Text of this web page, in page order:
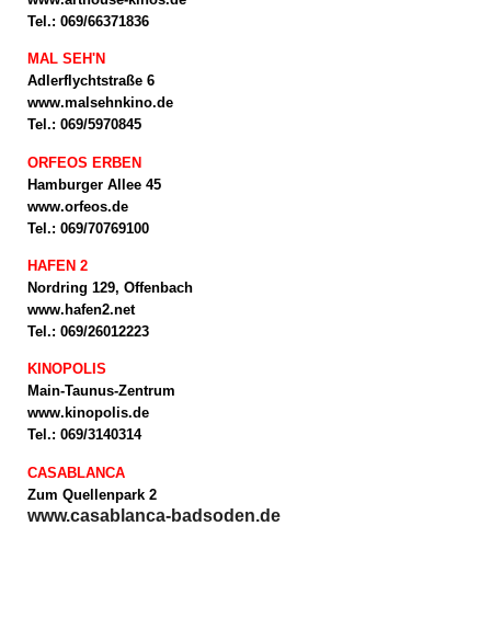
Tel.: 069/66371836
MAL SEH'N
Adlerflychtstraße 6
www.malsehnkino.de
Tel.: 069/5970845
ORFEOS ERBEN
Hamburger Allee 45
www.orfeos.de
Tel.: 069/70769100
HAFEN 2
Nordring 129, Offenbach
www.hafen2.net
Tel.: 069/26012223
KINOPOLIS
Main-Taunus-Zentrum
www.kinopolis.de
Tel.: 069/3140314
CASABLANCA
Zum Quellenpark 2
www.casablanca-badsoden.de